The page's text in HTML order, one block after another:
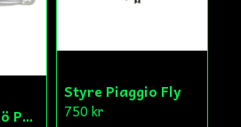
Bromsgrepp Hö Peugeot Ludix/Speedfight/Vivacity
Styre Piaggio Fly
750 kr